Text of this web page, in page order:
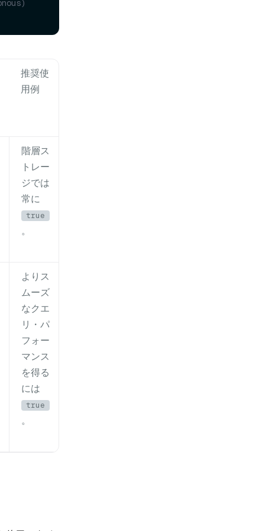
推奨使
用例
階層ス
トレー
ジでは
常に
true
。
よりス
ムーズ
なクエ
リ・パ
フォー
マンス
を得る
には
true
。